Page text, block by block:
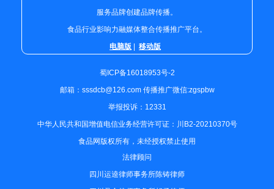
服务品牌创建品牌传播。
食品行业影响力融媒体整合传播推广平台。
电脑版
移动版
蜀ICP备16018953号-2
邮箱：sssdcb@126.com 传播推广微信:zgspbw
举报投诉：12331
中华人民共和国增值电信业务经营许可证：川B2-20210370号
食品网版权所有，未经授权禁止使用
法律顾问
四川运逵律师事务所陈铸律师